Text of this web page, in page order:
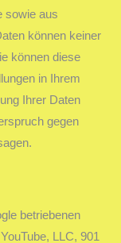
sowie aus
können keiner
können diese
in Ihrem
Ihrer Daten
gegen
betriebenen
LLC, 901